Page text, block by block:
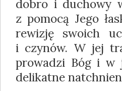
dobro i duchowy
z pomocą Jego
rewizję swoich
i czynów. W jej
prowadzi Bóg i w
delikatne